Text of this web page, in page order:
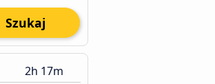
Szukaj
2h 17m